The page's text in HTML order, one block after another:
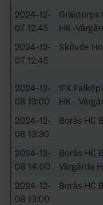
2024-12-
07 12:45
Grästorps
HK -
2024-12-
07 12:45
Skövde
2024-12-
08 13:00
IFK
HK -
2024-12-
08 13:30
Borås HC
2024-12-
08 14:00
Borås HC
Vårgårda
2024-12-
08 13:00
Borås HC